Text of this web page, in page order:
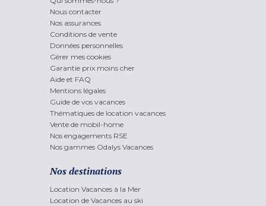
Nous contacter
Nos assurances
Conditions de vente
Données personnelles
Gérer mes cookies
Garantie prix moins cher
Aide et FAQ
Mentions légales
Guide de vos vacances
Thématiques de location vacances
Vente de mobil-home
Nos engagements RSE
Nos gammes Odalys Vacances
Nos destinations
Location Vacances à la Mer
Location de Vacances au ski